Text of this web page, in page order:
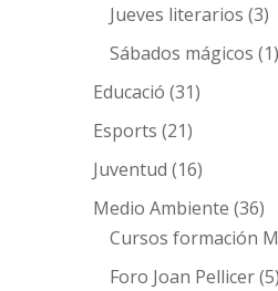
Jueves literarios (3)
Sábados mágicos (1)
Educació (31)
Esports (21)
Juventud (16)
Medio Ambiente (36)
Cursos formación
Foro Joan Pellicer(5)